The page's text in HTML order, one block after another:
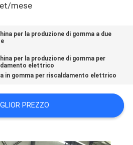
mese
per la produzione di gomma a due
per la produzione di gomma per
elettrico
in gomma per riscaldamento elettrico
PREZZO